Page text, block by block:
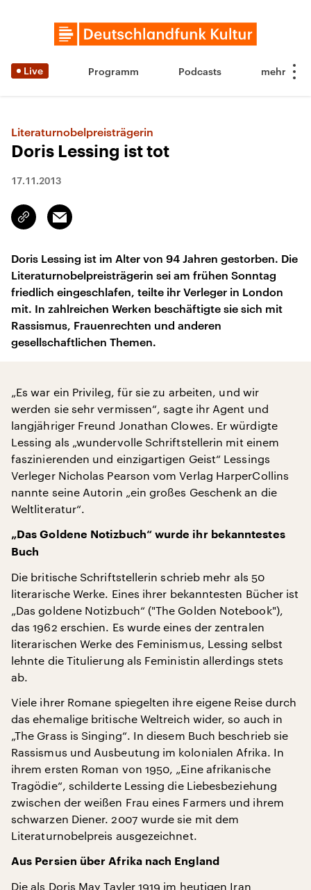
Live Programm Podcasts
Literaturnobelpreisträgerin
Doris Lessing ist tot
17.11.2013
Link
kopieren/teilen
Email
Doris Lessing ist im Alter von 94 Jahren gestorben. Die
Literaturnobelpreisträgerin sei am frühen Sonntag
friedlich eingeschlafen, teilte ihr Verleger in London
mit. In zahlreichen Werken beschäftigte sie sich mit
Rassismus, Frauenrechten und anderen
gesellschaftlichen Themen.
„Es war ein Privileg, für sie zu arbeiten, und wir
werden sie sehr vermissen“, sagte ihr Agent und
langjähriger Freund Jonathan Clowes. Er würdigte
Lessing als „wundervolle Schriftstellerin mit einem
faszinierenden und einzigartigen Geist“ Lessings
Verleger Nicholas Pearson vom Verlag HarperCollins
nannte seine Autorin „ein großes Geschenk an die
Weltliteratur“.
„Das Goldene Notizbuch“ wurde ihr bekanntestes
Buch
Die britische Schriftstellerin schrieb mehr als 50
literarische Werke. Eines ihrer bekanntesten Bücher ist
„Das goldene Notizbuch“ ("The Golden Notebook"),
das 1962 erschien. Es wurde eines der zentralen
literarischen Werke des Feminismus, Lessing selbst
lehnte die Titulierung als Feministin allerdings stets
ab.
Viele ihrer Romane spiegelten ihre eigene Reise durch
das ehemalige britische Weltreich wider, so auch in
„The Grass is Singing“. In diesem Buch beschrieb sie
Rassismus und Ausbeutung im kolonialen Afrika. In
ihrem ersten Roman von 1950, „Eine afrikanische
Tragödie“, schilderte Lessing die Liebesbeziehung
zwischen der weißen Frau eines Farmers und ihrem
schwarzen Diener. 2007 wurde sie mit dem
Literaturnobelpreis ausgezeichnet.
Aus Persien über Afrika nach England
Die als Doris May Tayler 1919 im heutigen Iran